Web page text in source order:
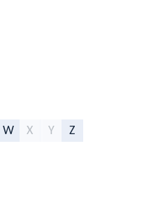
W X Y Z